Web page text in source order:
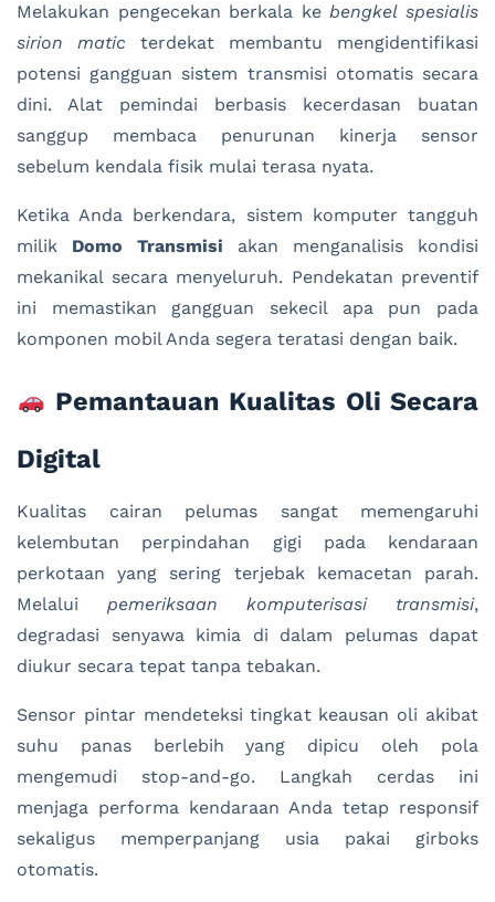
Melakukan pengecekan berkala kebengkel spesialis
sirion matic terdekat membantu mengidentifikasi
potensi gangguan sistem transmisi otomatis secara
dini. Alat pemindai berbasis kecerdasan buatan
sanggup membaca penurunan kinerja sensor
sebelum kendala fisik mulai terasa nyata.
Ketika Anda berkendara, sistem komputer tangguh
milik Domo Transmisi akan menganalisis kondisi
mekanikal secara menyeluruh. Pendekatan preventif
ini memastikan gangguan sekecil apa pun pada
komponen mobil Anda segera teratasi dengan baik.
Pemantauan Kualitas Oli Secara
Digital
Kualitas cairan pelumas sangat memengaruhi
kelembutan perpindahan gigi pada kendaraan
perkotaan yang sering terjebak kemacetan parah.
Melalui pemeriksaan komputerisasi transmisi,
degradasi senyawa kimia di dalam pelumas dapat
diukur secara tepat tanpa tebakan.
Sensor pintar mendeteksi tingkat keausan oli akibat
suhu panas berlebih yang dipicu oleh pola
mengemudi stop-and-go. Langkah cerdas ini
menjaga performa kendaraan Anda tetap responsif
sekaligus memperpanjang usia pakai girboks
otomatis.